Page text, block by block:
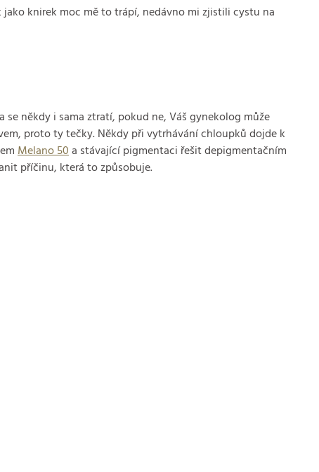
knirek moc mě to trápí, nedávno mi zjistili cystu na
někdy i sama ztratí, pokud ne, Váš gynekolog může
proto ty tečky. Někdy při vytrhávání chloupků dojde k
Melano 50a stávající pigmentaci řešit depigmentačním
příčinu, která to způsobuje.